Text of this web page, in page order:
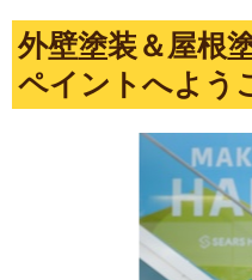
外壁塗装＆屋根
ペイントへよう